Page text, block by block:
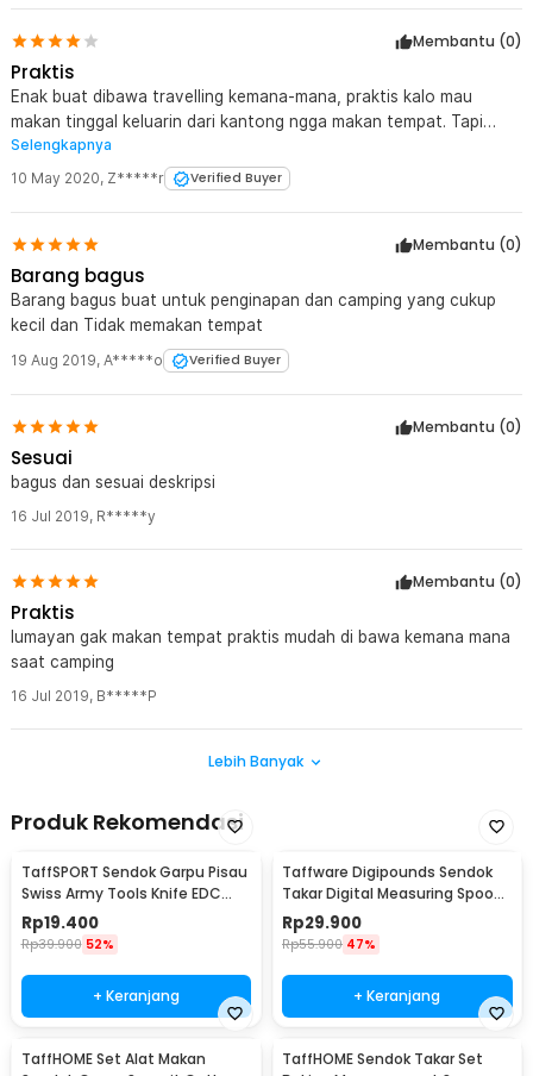
Membantu (0)
Praktis
Enak buat dibawa travelling kemana-mana, praktis kalo mau
makan tinggal keluarin dari kantong ngga makan tempat. Tapi
penguncinya gampang banget kendor, dan agak kurang
ergonomis dipegangnya.
Selengkapnya
10 May 2020, Z*****r Verified Buyer
Membantu (0)
Barang bagus
Barang bagus buat untuk penginapan dan camping yang cukup
kecil dan Tidak memakan tempat
19 Aug 2019, A*****o Verified Buyer
Membantu (0)
Sesuai
bagus dan sesuai deskripsi
16 Jul 2019, R*****y
Membantu (0)
Praktis
lumayan gak makan tempat praktis mudah di bawa kemana mana
saat camping
16 Jul 2019, B*****P
Lebih Banyak
Produk Rekomendasi
TaffSPORT Sendok Garpu Pisau
Swiss Army Tools Knife EDC
6in1 - A007
Rp19.400
Rp39.900 52%
+ Keranjang
Taffware Digipounds Sendok
Takar Digital Measuring Spoon
500g 0.1g - HM10
Rp29.900
Rp55.900 47%
+ Keranjang
TaffHOME Set Alat Makan
TaffHOME Sendok Takar Set